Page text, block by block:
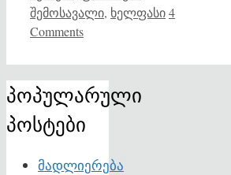
შემოსავალი, ხელფასი4
Comments
პოპულარული
პოსტები
მადლიერება